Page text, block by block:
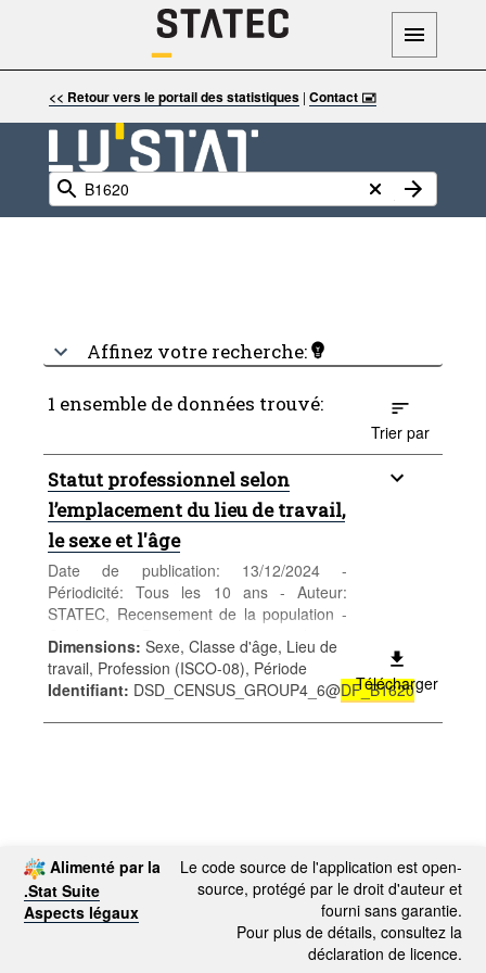
<< Retour vers le portail des statistiques| Contact 🖃
Affinez votre recherche:
1 ensemble de données trouvé:
Trier par
Statut professionnel selon
l’emplacement du lieu de travail,
le sexe et l'âge
Date de publication: 13/12/2024 -
Périodicité: Tous les 10 ans - Auteur:
STATEC, Recensement de la population -
Catégorie: Population et emploi -
Population - Mots-clés: population, sexe,
âge, nationalité, recensement,
démographie
Dimensions: Sexe, Classe d'âge, Lieu de
travail, Profession (ISCO-08), Période
Identifiant: DSD_CENSUS_GROUP4_6@DF_B1620
Télécharger
Alimenté par la
.Stat Suite
Aspects légaux
Le code source de l'application est open-
source, protégé par le droit d'auteur et
fourni sans garantie.
Pour plus de détails, consultez la
déclaration de licence.